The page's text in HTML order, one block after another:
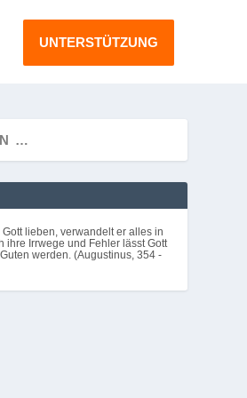
UNTERSTÜTZUNG
Gott lieben, verwandelt er alles in
ihre Irrwege und Fehler lässt Gott
werden. (Augustinus, 354 -